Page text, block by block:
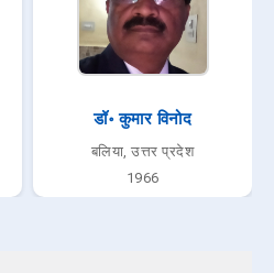
डॉ॰ कुमार विनोद
बलिया, उत्तर प्रदेश
1966